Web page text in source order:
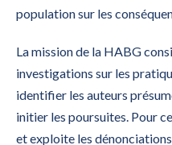
population sur les
La mission de la HABG
investigations sur les
identifier les auteurs
initier les poursuites. Pour
et exploite les